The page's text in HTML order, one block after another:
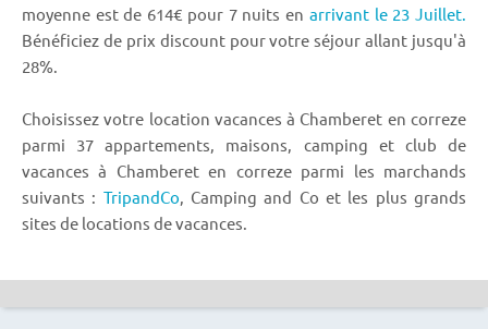
moyenne est de 614€ pour 7 nuits en arrivant le 23 Juillet.
Bénéficiez de prix discount pour votre séjour allant jusqu'à
28%.
Choisissez votre location vacances à Chamberet en correze
parmi 37 appartements, maisons, camping et club de
vacances à Chamberet en correze parmi les marchands
suivants : TripandCo, Camping and Co et les plus grands
sites de locations de vacances.